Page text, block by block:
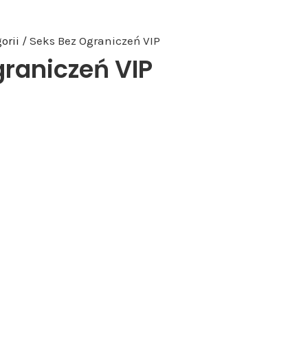
/ Seks Bez Ograniczeń VIP
VIP